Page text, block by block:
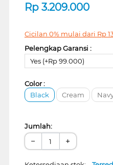
Rp 3.209.000
Cicilan 0% mulai dari Rp
Pelengkap Garansi :
Yes (+Rp 99.000)
Color :
Black
Cream
Jumlah:
− +